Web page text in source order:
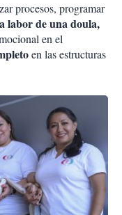
procesos, programar
labor de una doula,
en el
en las estructuras